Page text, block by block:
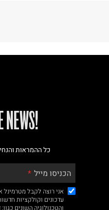
!GET THE NEWS
כל ההמראות
הכניסו מייל
אני רוצה לקבל
עדכונים וקולקציות
והטכנולוגיה השונים